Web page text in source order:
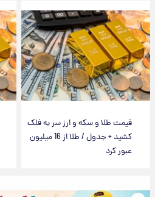
قیمت طلا و سکه و ارز سر به فلک
کشید + جدول / طلا از 16 میلیون
عبور کرد